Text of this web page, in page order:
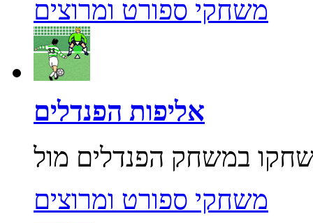
משחקי ספורט ומרוצים
אליפות הפנדלים
משחקי ספורט ומרוצים